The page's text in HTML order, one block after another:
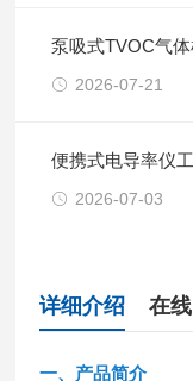
泵吸式TVOC气
2026-07-21
便携式电导率仪
2026-07-03
详细介绍 在
一、 产品简介